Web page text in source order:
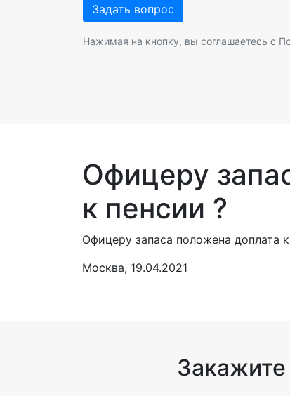
Нажимая на кнопку, вы соглашаетесь с
Офицеру
к пенсии ?
Офицеру запаса положена доплата
Москва, 19.04.2021